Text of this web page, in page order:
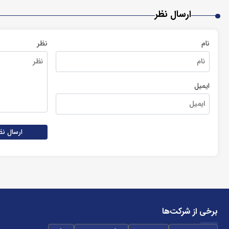
ارسال نظر
نام
ایمیل
نظر
ارسال
برخی از شرکت‌ها